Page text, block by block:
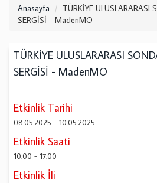
this
site
Anasayfa
TÜRKİYE ULUSLARARASI
SERGİSİ - MadenMO
TÜRKİYE ULUSLARARASI
SERGİSİ - MadenMO
Etkinlik Tarihi
08.05.2025 -10.05.2025
Etkinlik Saati
10:00 -17:00
Etkinlik İli